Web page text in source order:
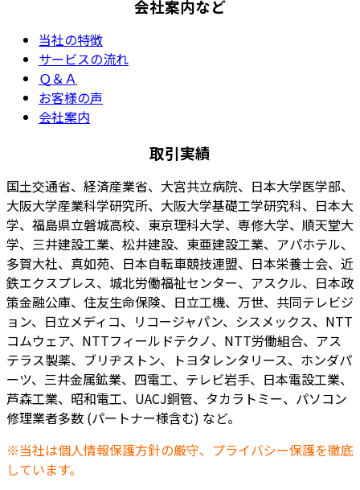
会社案内など
当社の特徴
サービスの流れ
Ｑ＆Ａ
お客様の声
会社案内
取引実績
国土交通省、経済産業省、大宮共立病院、日本大学医学部、
大阪大学産業科学研究所、大阪大学基礎工学研究科、日本大
学、福島県立磐城高校、東京理科大学、専修大学、順天堂大
学、三井建設工業、松井建設、東亜建設工業、アパホテル、
多賀大社、真如苑、日本自転車競技連盟、日本栄養士会、近
鉄エクスプレス、城北労働福祉センター、アスクル、日本政
策金融公庫、住友生命保険、日立工機、万世、共同テレビジ
ョン、日立メディコ、リコージャパン、シスメックス、NTT
コムウェア、NTTフィールドテクノ、NTT労働組合、アス
テラス製薬、ブリヂストン、トヨタレンタリース、ホンダパ
ーツ、三井金属鉱業、四電工、テレビ岩手、日本電設工業、
芦森工業、昭和電工、UACJ銅管、タカラトミー、パソコン
修理業者多数 (パートナー様含む) など。
※当社は個人情報保護方針の厳守、プライバシー保護を徹底
しています。